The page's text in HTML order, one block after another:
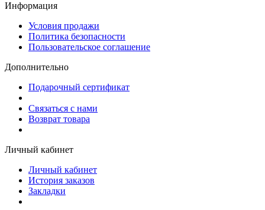
Информация
Условия продажи
Политика безопасности
Пользовательское соглашение
Дополнительно
Подарочный сертификат
Связаться с нами
Возврат товара
Личный кабинет
Личный кабинет
История заказов
Закладки